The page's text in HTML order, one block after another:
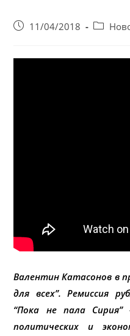
Запись11/04/2018
Post
Валентин Катасонов в
для всех”. Ремиссия
“Пока не пала Сирия”
политических и